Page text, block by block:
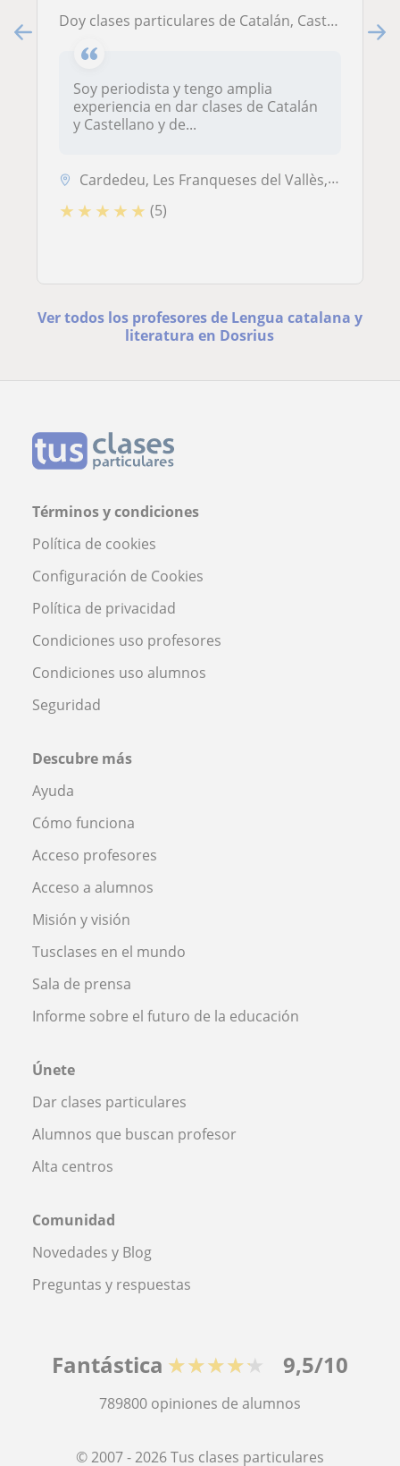
Doy clases particulares de Catalán, Castellano y Literatura
Soy periodista y tengo amplia
experiencia en dar clases de Catalán
y Castellano y de...
Cardedeu, Les Franqueses del Vallès, Llinars del Vallès, Sant Antoni d...
★ ★ ★ ★ ★ (5)
Ver todos los profesores de Lengua catalana y
literatura en Dosrius
Términos y condiciones
Política de cookies
Configuración de Cookies
Política de privacidad
Condiciones uso profesores
Condiciones uso alumnos
Seguridad
Descubre más
Ayuda
Cómo funciona
Acceso profesores
Acceso a alumnos
Misión y visión
Tusclases en el mundo
Sala de prensa
Informe sobre el futuro de la educación
Únete
Dar clases particulares
Alumnos que buscan profesor
Alta centros
Comunidad
Novedades y Blog
Preguntas y respuestas
Fantástica ★★★★★ 9,5/10
789800 opiniones de alumnos
© 2007 - 2026 Tus clases particulares